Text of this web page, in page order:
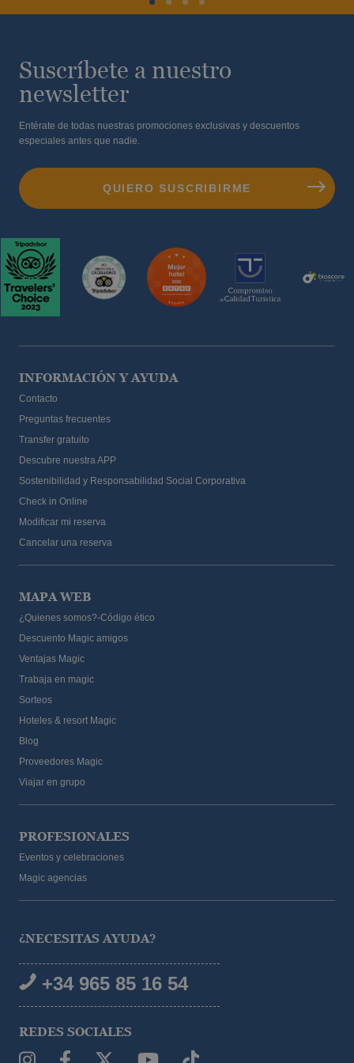
Suscríbete a nuestro
newsletter
Entérate de todas nuestras promociones exclusivas y descuentos
especiales antes que nadie.
INFORMACIÓN Y AYUDA
Contacto
Preguntas frecuentes
Transfer gratuito
Descubre nuestra APP
Sostenibilidad y Responsabilidad Social Corporativa
Check in Online
Modificar mi reserva
Cancelar una reserva
MAPA WEB
¿Quienes somos?-Código ético
Descuento Magic amigos
Ventajas Magic
Trabaja en magic
Sorteos
Hoteles & resort Magic
Blog
Proveedores Magic
Viajar en grupo
PROFESIONALES
Eventos y celebraciones
Magic agencias
¿NECESITAS AYUDA?
+34 965 85 16 54
REDES SOCIALES